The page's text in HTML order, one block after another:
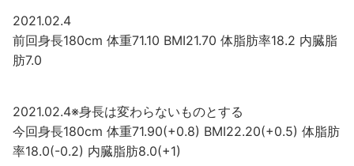
2021.02.4
前回身長180cm 体重71.10 BMI21.70 体脂肪率18.2 内臓脂
肪7.0
2021.02.4※身長は変わらないものとする
今回身長180cm 体重71.90(+0.8) BMI22.20(+0.5) 体脂肪
率18.0(-0.2) 内臓脂肪8.0(+1)